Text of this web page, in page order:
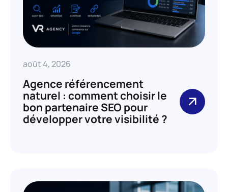
août 4, 2026
Agence référencement
naturel : comment choisir le
bon partenaire SEO pour
développer votre visibilité ?